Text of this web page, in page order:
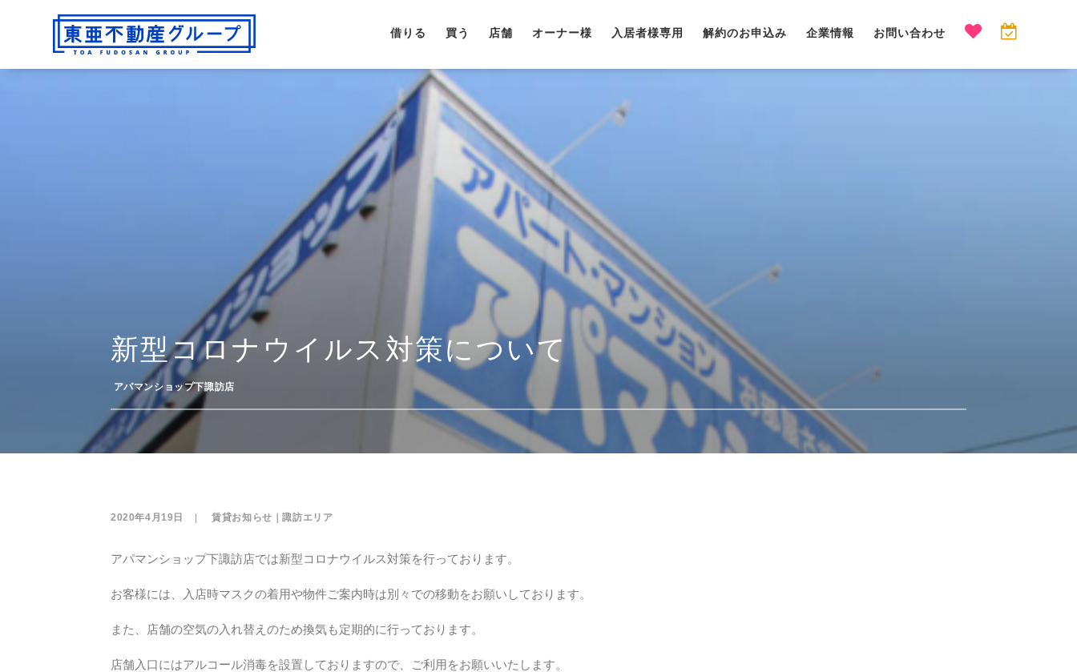
借りる 買う 店舗 オーナー様 入居者様専用 解約のお申込み 企業情報 お問い合わせ
新型コロナウイルス対策について
アパマンショップ下諏訪店
2020年4月19日 ­賃貸お知らせ｜諏訪エリア
アパマンショップ下諏訪店では新型コロナウイルス対策を行っております。
お客様には、入店時マスクの着用や物件ご案内時は別々での移動をお願いしております。
また、店舗の空気の入れ替えのため換気も定期的に行っております。
店舗入口にはアルコール消毒を設置しておりますので、ご利用をお願いいたします。